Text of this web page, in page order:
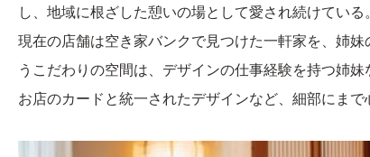
し、地域に根ざした憩いの場として愛され続けている
現在の店舗は空き家バンクで見つけた一軒家を、姉
うこだわりの空間は、デザインの仕事経験を持つ姉
お店のカードと統一されたデザインなど、細部にまで